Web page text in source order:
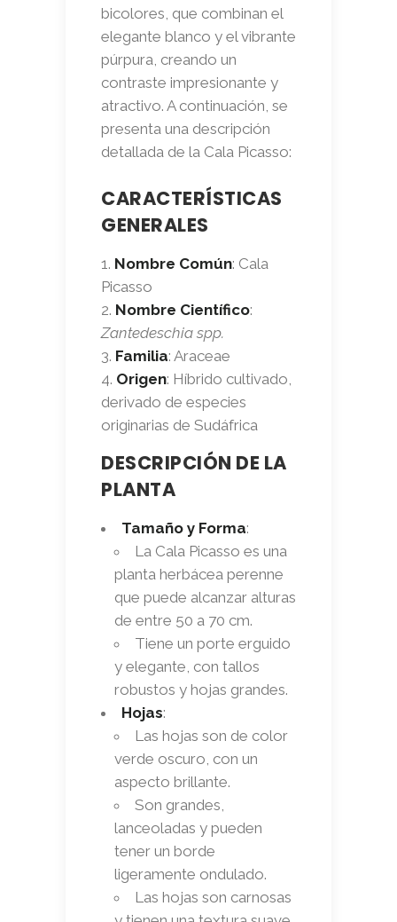
bicolores, que combinan el
elegante blanco y el vibrante
púrpura, creando un
contraste impresionante y
atractivo. A continuación, se
presenta una descripción
detallada de la Cala Picasso:
CARACTERÍSTICAS
GENERALES
Nombre Común: Cala
Picasso
Nombre Científico:
Zantedeschia spp.
Familia: Araceae
Origen: Híbrido cultivado,
derivado de especies
originarias de Sudáfrica
DESCRIPCIÓN DE LA
PLANTA
Tamaño y Forma:
La Cala Picasso es una
planta herbácea perenne
que puede alcanzar alturas
de entre 50 a 70 cm.
Tiene un porte erguido
y elegante, con tallos
robustos y hojas grandes.
Hojas:
Las hojas son de color
verde oscuro, con un
aspecto brillante.
Son grandes,
lanceoladas y pueden
tener un borde
ligeramente ondulado.
Las hojas son carnosas